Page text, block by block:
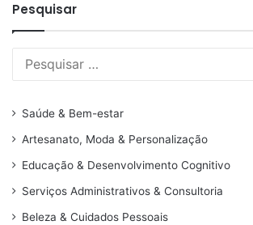
Pesquisar
Saúde & Bem-estar
Artesanato, Moda & Personalização
Educação & Desenvolvimento Cognitivo
Serviços Administrativos & Consultoria
Beleza & Cuidados Pessoais